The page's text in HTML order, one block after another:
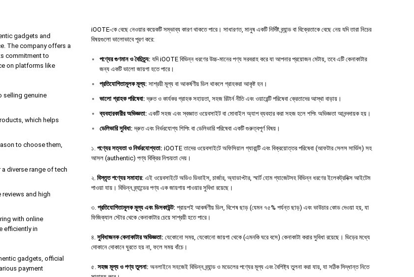
gadgets and
The company offers a
commitment to
on platforms like
selling genuine
which helps
to choose them,
diverse range of tech
and high
with online
efficiently in
gadgets, official
payment
iOOTE-কে বেছে নেওয়ার কয়েকটি সম্ভাব্য কারণ থাকতে পারে। সাধারণত, মানুষ একটি নির্দিষ্ট ব্র্যান্ড বা বিক্রেতাকে বেছে নেয় যদি তারা নিচের
বিষয়গুলো ভালোভাবে পূরণ করে:
পণ্যের গুণমান ও বৈচিত্র্য: যদি iOOTE বিভিন্ন ধরণের উচ্চ-মানের পণ্য সরবরাহ করে যা আপনার প্রয়োজন মেটায়, তবে এটি কেনাকাটার
জন্য একটি ভালো জায়গা হতে পারে।
প্রতিযোগিতামূলক মূল্য: সাশ্রয়ী মূল্য বা আকর্ষণীয় ডিল থাকলে গ্রাহকরা আকৃষ্ট হন।
ভালো গ্রাহক পরিষেবা: দ্রুত ও কার্যকর গ্রাহক সহায়তা, সহজ রিটার্ন নীতি এবং ওয়ারেন্টি পরিষেবা ক্রেতাদের আস্থা বাড়ায়।
ব্যবহারকারীর অভিজ্ঞতা: একটি সহজ এবং স্বজ্ঞাত ওয়েবসাইট বা মোবাইল অ্যাপ ব্যবহার করা সহজ হলে শপিং অভিজ্ঞতা আনন্দদায়ক হয়।
ডেলিভারি সুবিধা: দ্রুত এবং নির্ভরযোগ্য শিপিং বা ডেলিভারি পরিষেবা একটি গুরুত্বপূর্ণ বিষয়।
১. পণ্যের সত্যতা ও নির্ভরযোগ্যতা: iOOTE তাদের ওয়েবসাইটে অফিসিয়াল গ্যারান্টি এবং বিক্রয়োত্তর পরিষেবা (আফটার সেলস সার্ভিস) সহ
আসল (authentic) পণ্য বিক্রির নিশ্চয়তা দেয়।
২. বিস্তৃত পণ্যের সমাহার: এই ওয়েবসাইটে অডিও ডিভাইস, চার্জার, অ্যাডাপ্টার, স্মার্ট হোম গ্যাজেটসহ বিভিন্ন ধরণের ইলেকট্রনিক্স আইটেম
পাওয়া যায়। বিভিন্ন ব্র্যান্ডের পণ্য এক জায়গায় পাওয়ার সুবিধা রয়েছে।
৩. প্রতিযোগিতামূলক মূল্য এবং ডিসকাউন্ট: প্রায়শই আকর্ষণীয় ডিল, বিশেষ ছাড় (যেমন ৭৫% পর্যন্ত ছাড়) এবং ভাউচার কোড দেওয়া হয়, যা
ফিজিক্যাল স্টোর থেকে কেনাকাটার চেয়ে সাশ্রয়ী হতে পারে।
৪. সুবিধাজনক কেনাকাটার অভিজ্ঞতা: যেকোনো সময়, যেকোনো জায়গা থেকে (এমনকি ঘরে বসে) কেনাকাটা করার সুবিধা রয়েছে। ভিড়ের মধ্যে
দোকানে দোকানে ঘুরতে হয় না, ফলে সময় বাঁচে।
৫. সহজ মূল্য ও পণ্য তুলনা: অনলাইনে সহজেই বিভিন্ন ব্র্যান্ড ও মডেলের পণ্যের মূল্য এবং বৈশিষ্ট্য তুলনা করা যায়, যা সঠিক সিদ্ধান্ত নিতে